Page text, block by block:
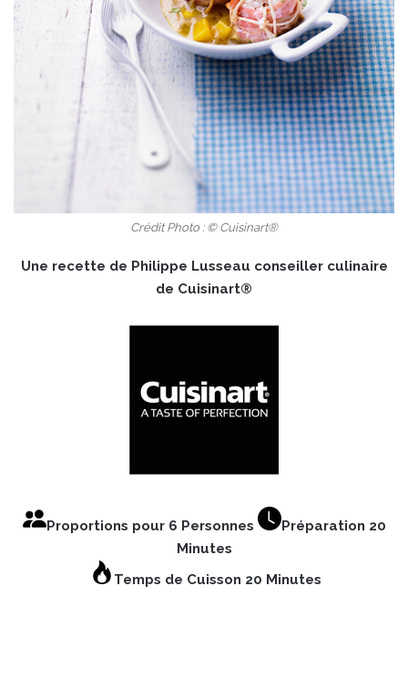
Crédit Photo : © Cuisinart®
Une recette de Philippe Lusseau conseiller culinaire
de Cuisinart®
Proportions pour 6 Personnes
Préparation 20
Minutes
Temps de Cuisson 20 Minutes